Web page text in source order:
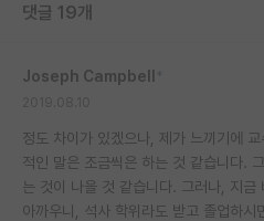
댓글 19개
Joseph Campbell
정도 차이가 있겠으나, 제가 느끼기에
적인 말은 조금씩은 하는 것 같습니다.
는 것이 나을 것 같습니다. 그러나, 지금
아까우니, 석사 학위라도 받고 졸업하시